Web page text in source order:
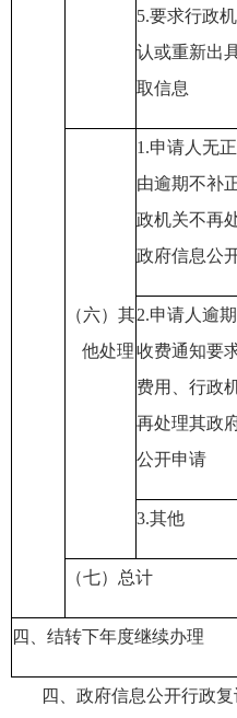
5.要求行政
认或重新出
取信息
（六）其
他处理
1.申请人无
由逾期不补
政机关不再
政府信息公
2.申请人逾
收费通知要
费用 、行政
再处理其政
公开申请
3.其他
（七）总计
四、结转下年度继续办理
四、政府信息公开行政